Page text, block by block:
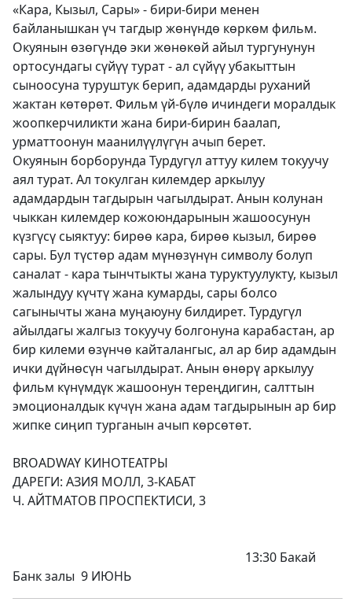
«Кара, Кызыл, Сары» - бири-бири менен
байланышкан үч тагдыр жөнүндө көркөм фильм.
Окуянын өзөгүндө эки жөнөкөй айыл тургунунун
ортосундагы сүйүү турат - ал сүйүү убакыттын
сыноосуна туруштук берип, адамдарды руханий
жактан көтөрөт. Фильм үй-бүлө ичиндеги моралдык
жоопкерчиликти жана бири-бирин баалап,
урматтоонун маанилүүлүгүн ачып берет.
Окуянын борборунда Турдугүл аттуу килем токуучу
аял турат. Ал токулган килемдер аркылуу
адамдардын тагдырын чагылдырат. Анын колунан
чыккан килемдер кожоюндарынын жашоосунун
күзгүсү сыяктуу: бирөө кара, бирөө кызыл, бирөө
сары. Бул түстөр адам мүнөзүнүн символу болуп
саналат - кара тынчтыкты жана туруктуулукту, кызыл
жалындуу күчтү жана кумарды, сары болсо
сагынычты жана муңаюуну билдирет. Турдугүл
айылдагы жалгыз токуучу болгонуна карабастан, ар
бир килеми өзүнчө кайталангыс, ал ар бир адамдын
ички дүйнөсүн чагылдырат. Анын өнөрү аркылуу
фильм күнүмдүк жашоонун тереңдигин, салттын
эмоционалдык күчүн жана адам тагдырынын ар бир
жипке сиңип турганын ачып көрсөтөт.
BROADWAY КИНОТЕАТРЫ
ДАРЕГИ: АЗИЯ МОЛЛ, 3-КАБАТ
Ч. АЙТМАТОВ ПРОСПЕКТИСИ, 3
13:30 Бакай
Банк залы 9 ИЮНЬ